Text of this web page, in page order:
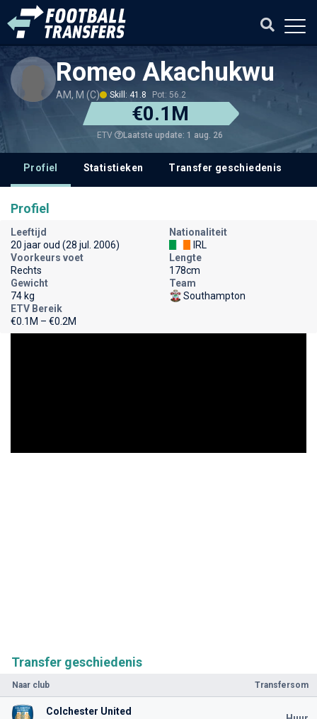
Romeo Akachukwu
AM, M (C) Skill: 41.8 Pot: 56.2
€0.1M
ETV Laatste update: 1 aug. 26
Profiel Statistieken Transfer geschiedenis
Transfer geschiedenis
Naar club Transfersom
Colchester United
Profiel
Leeftijd
20 jaar oud (28 jul. 2006)
Nationaliteit
IRL
Voorkeurs voet
Rechts
Lengte
178cm
Gewicht
74 kg
Team
Southampton
ETV Bereik
€0.1M – €0.2M